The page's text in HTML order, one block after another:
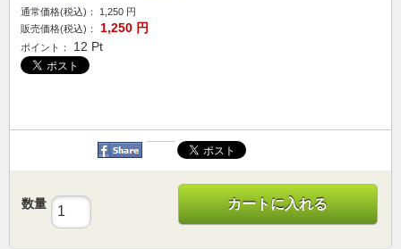
通常価格(税込)： 1,250 円
販売価格(税込)：
1,250 円
ポイント： 12 Pt
数量 カートに入れる